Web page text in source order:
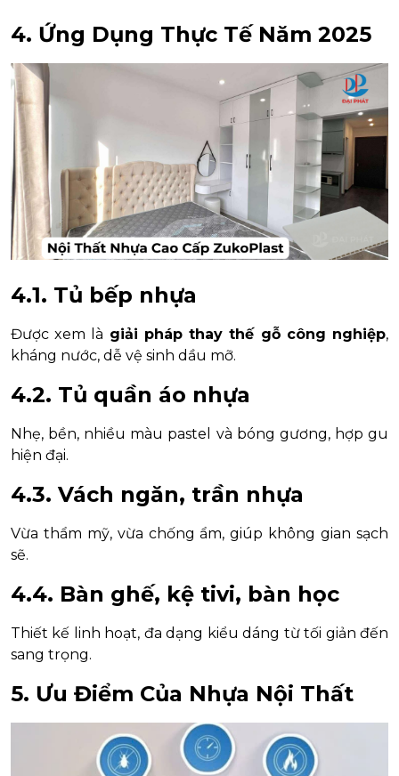
4. Ứng Dụng Thực Tế Năm 2025
4.1. Tủ bếp nhựa
Được xem là giải pháp thay thế gỗ công nghiệp,
kháng nước, dễ vệ sinh dầu mỡ.
4.2. Tủ quần áo nhựa
Nhẹ, bền, nhiều màu pastel và bóng gương, hợp gu
hiện đại.
4.3. Vách ngăn, trần nhựa
Vừa thẩm mỹ, vừa chống ẩm, giúp không gian sạch
sẽ.
4.4. Bàn ghế, kệ tivi, bàn học
Thiết kế linh hoạt, đa dạng kiểu dáng từ tối giản đến
sang trọng.
5. Ưu Điểm Của Nhựa Nội Thất